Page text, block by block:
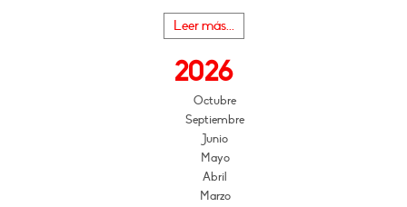
Leer más...
2026
Octubre
Septiembre
Junio
Mayo
Abril
Marzo